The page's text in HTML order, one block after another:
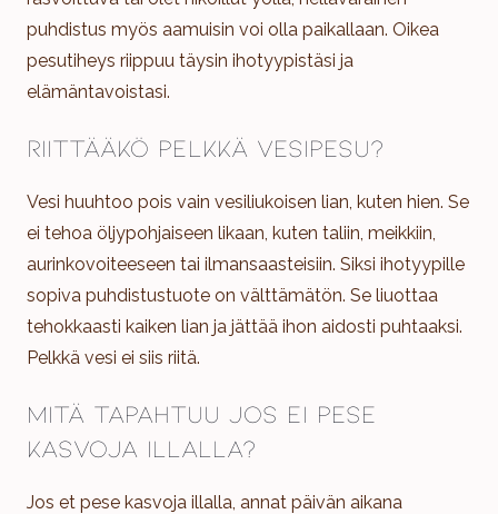
puhdistus myös aamuisin voi olla paikallaan. Oikea
pesutiheys riippuu täysin ihotyypistäsi ja
elämäntavoistasi.
Riittääkö pelkkä vesipesu?
Vesi huuhtoo pois vain vesiliukoisen lian, kuten hien. Se
ei tehoa öljypohjaiseen likaan, kuten taliin, meikkiin,
aurinkovoiteeseen tai ilmansaasteisiin. Siksi ihotyypille
sopiva puhdistustuote on välttämätön. Se liuottaa
tehokkaasti kaiken lian ja jättää ihon aidosti puhtaaksi.
Pelkkä vesi ei siis riitä.
Mitä tapahtuu jos ei pese
kasvoja illalla?
Jos et pese kasvoja illalla, annat päivän aikana